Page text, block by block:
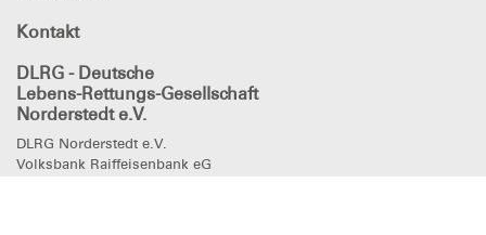
Kontakt
DLRG - Deutsche
Lebens-Rettungs-Gesellschaft
Norderstedt e.V.
DLRG Norderstedt e.V.
Volksbank Raiffeisenbank eG